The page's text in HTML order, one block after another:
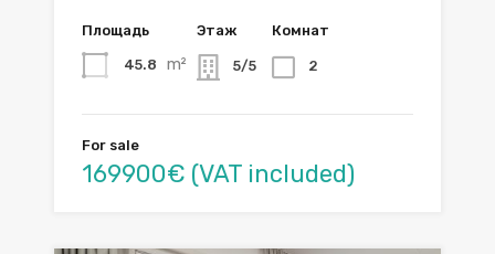
Площадь
45.8 m²
Этаж
5/5
Комнат
2
For sale
169900€ (VAT included)